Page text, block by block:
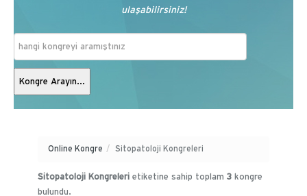
ulaşabilirsiniz!
Online Kongre / Sitopatoloji Kongreleri
Sitopatoloji Kongreleri etiketine sahip toplam 3 kongre
bulundu.